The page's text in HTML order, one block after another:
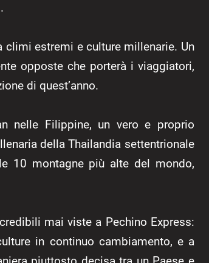
climi estremi e culture millenarie. Un
opposte che porterà i viaggiatori,
di quest’anno.
nelle Filippine, un vero e proprio
della Thailandia settentrionale
10 montagne più alte del mondo,
mai viste a Pechino Express:
in continuo cambiamento, e a